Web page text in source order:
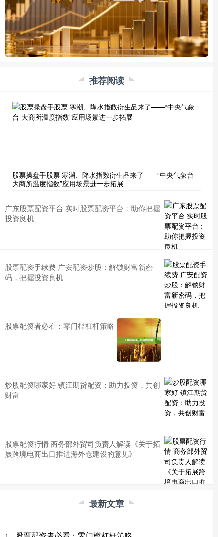
推荐阅读
股票操盘手股票 寒潮、降水指数衍生品来了——“中央气象台-
大商所温度指数”应用场景进一步拓展
广东股票配资平台 实时股票配资平台：助你把握
投资良机
股票配资手续费 广安配资炒股：解锁财富新密
码，把握投资良机
股票配资者必看：零门槛杠杆策略
炒股配资哪家好 镇江期货配资：助力投资，共创
财富
股票配资行情 商务部外贸司负责人解读《关于拓
展跨境电商出口推进海外仓建设的意见》
最新文章